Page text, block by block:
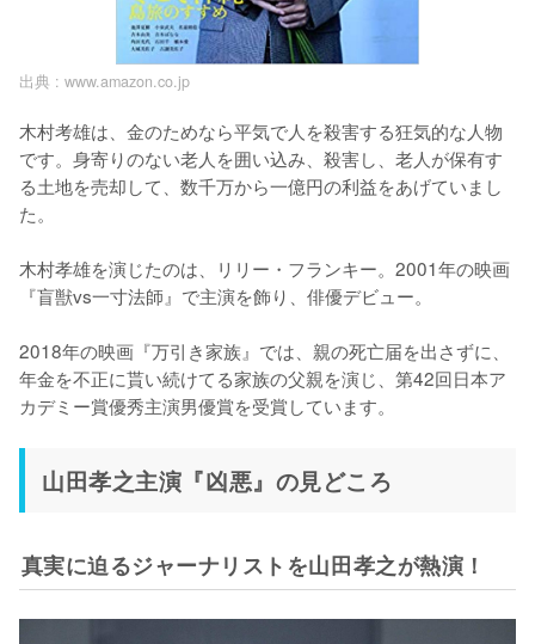
出典 : www.amazon.co.jp
木村考雄は、金のためなら平気で人を殺害する狂気的な人物
です。身寄りのない老人を囲い込み、殺害し、老人が保有す
る土地を売却して、数千万から一億円の利益をあげていまし
た。
木村孝雄を演じたのは、リリー・フランキー。2001年の映画
『盲獣vs一寸法師』で主演を飾り、俳優デビュー。
2018年の映画『万引き家族』では、親の死亡届を出さずに、
年金を不正に貰い続けてる家族の父親を演じ、第42回日本ア
カデミー賞優秀主演男優賞を受賞しています。
山田孝之主演『凶悪』の見どころ
真実に迫るジャーナリストを山田孝之が熱演！